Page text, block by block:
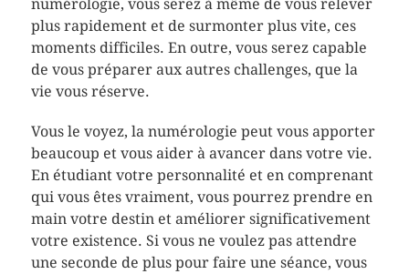
numérologie, vous serez à même de vous relever
plus rapidement et de surmonter plus vite, ces
moments difficiles. En outre, vous serez capable
de vous préparer aux autres challenges, que la
vie vous réserve.
Vous le voyez, la numérologie peut vous apporter
beaucoup et vous aider à avancer dans votre vie.
En étudiant votre personnalité et en comprenant
qui vous êtes vraiment, vous pourrez prendre en
main votre destin et améliorer significativement
votre existence. Si vous ne voulez pas attendre
une seconde de plus pour faire une séance, vous